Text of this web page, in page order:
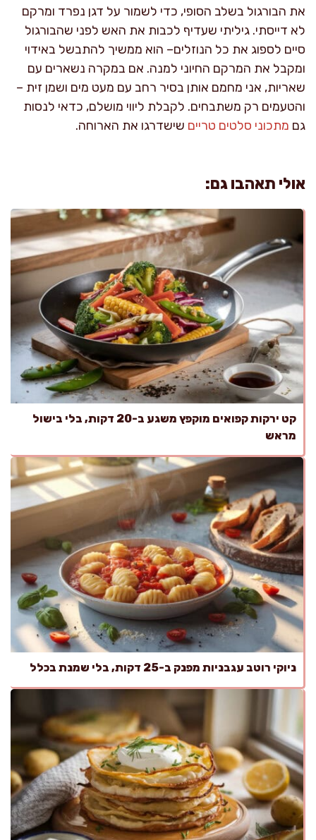
את הבורגול בשלב הסופי, כדי לשמור על דגן נפרד ומרקם
לא דייסתי. גיליתי שעדיף לכבות את האש לפני שהבורגול
סיים לספוג את כל הנוזלים– הוא ממשיך להתבשל באידוי
ומקבל את המרקם החיוני למנה. אם במקרה נשארים עם
שאריות, אני מחמם אותן בסיר רחב עם מעט מים ושמן זית –
והטעמים רק משתבחים. לקבלת ליווי מושלם, כדאי לנסות
גם מתכוני סלטים טריים שישדרגו את הארוחה.
אולי תאהבו גם:
קט ירקות קפואים מוקפץ משגע ב-20 דקות, בלי בישול
מראש
ניוקי רוטב עגבניות מפנק ב-25 דקות, בלי שמנת בכלל